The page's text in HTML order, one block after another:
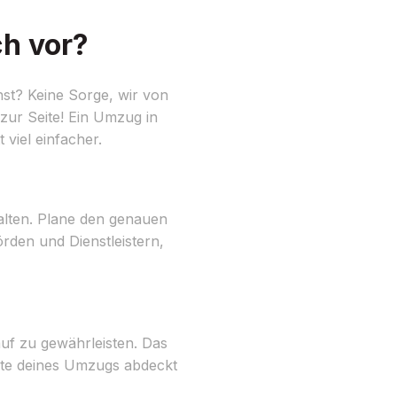
vor?
Keine Sorge, wir von
Seite! Ein Umzug in
viel einfacher.
Plane den genauen
und Dienstleistern,
zu gewährleisten. Das
deines Umzugs abdeckt